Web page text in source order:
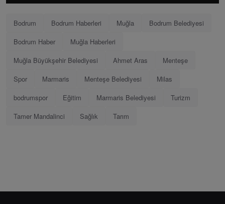
Bodrum Bodrum Haberleri Muğla
Bodrum Belediyesi
Bodrum Haber
Muğla Haberleri
Muğla Büyükşehir Belediyesi
Ahmet Aras
Menteşe
Spor
Marmaris Menteşe Belediyesi
Milas
bodrumspor
Eğitim Marmaris Belediyesi
Turizm
Tamer Mandalinci
Sağlık Tarım